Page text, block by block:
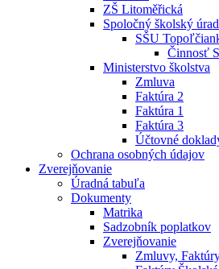
ZŠ Litoměřická
Spoločný školský úrad
SŠU
Činnosť
Ministerstvo školstva
Zmluva
Faktúra 2
Faktúra 1
Faktúra 3
Účtovné
Ochrana osobných údajov
Zverejňovanie
Úradná tabuľa
Dokumenty
Matrika
Sadzobník poplatkov
Zverejňovanie
Zmluvy,